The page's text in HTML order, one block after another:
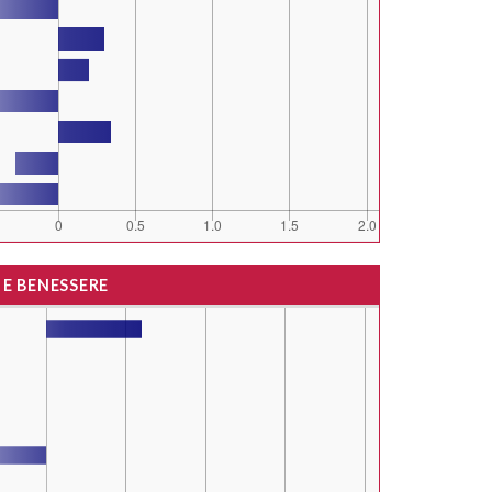
BENESSERE